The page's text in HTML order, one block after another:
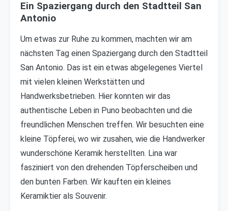
Ein Spaziergang durch den Stadtteil San
Antonio
Um etwas zur Ruhe zu kommen, machten wir am
nächsten Tag einen Spaziergang durch den Stadtteil
San Antonio. Das ist ein etwas abgelegenes Viertel
mit vielen kleinen Werkstätten und
Handwerksbetrieben. Hier konnten wir das
authentische Leben in Puno beobachten und die
freundlichen Menschen treffen. Wir besuchten eine
kleine Töpferei, wo wir zusahen, wie die Handwerker
wunderschöne Keramik herstellten. Lina war
fasziniert von den drehenden Töpferscheiben und
den bunten Farben. Wir kauften ein kleines
Keramiktier als Souvenir.